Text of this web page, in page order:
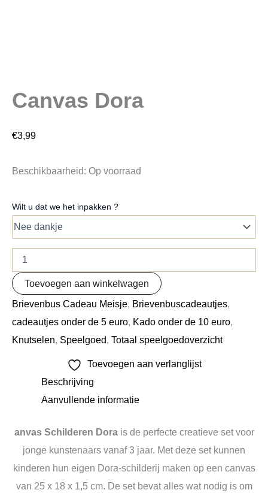
Canvas Dora
€3,99
Beschikbaarheid: Op voorraad
Wilt u dat we het inpakken ?
Toevoegen aan winkelwagen
Brievenbus Cadeau Meisje Brievenbuscadeautjes
cadeautjes onder de 5 euro Kado onder de 10 euro
Knutselen Speelgoed Totaal speelgoedoverzicht
Toevoegen aan verlanglijst
Beschrijving
Aanvullende informatie
anvas Schilderen Dorais de perfecte creatieve set voor
jonge kunstenaars vanaf 3 jaar. Met deze set kunnen
kinderen hun eigen Dora-schilderij maken op een canvas
van 25 x 18 x 1,5 cm. De set bevat alles wat nodig is om